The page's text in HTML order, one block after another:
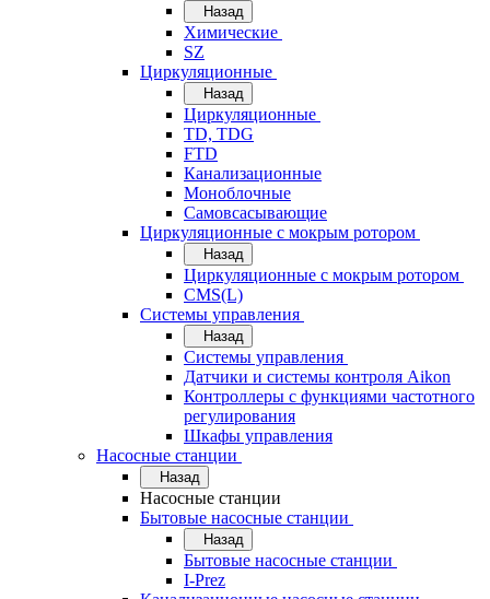
Назад
Химические
SZ
Циркуляционные
Назад
Циркуляционные
TD, TDG
FTD
Канализационные
Моноблочные
Самовсасывающие
Циркуляционные с мокрым ротором
Назад
Циркуляционные с мокрым ротором
CMS(L)
Системы управления
Назад
Системы управления
Датчики и системы контроля Aikon
Контроллеры с функциями частотного
регулирования
Шкафы управления
Насосные станции
Назад
Насосные станции
Бытовые насосные станции
Назад
Бытовые насосные станции
I-Prez